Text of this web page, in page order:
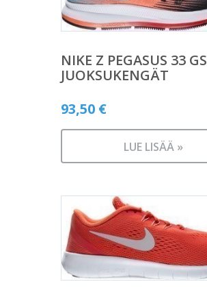
NIKE Z PEGASUS 33 GS
JUOKSUKENGÄT
93,50 €
LUE LISÄÄ »